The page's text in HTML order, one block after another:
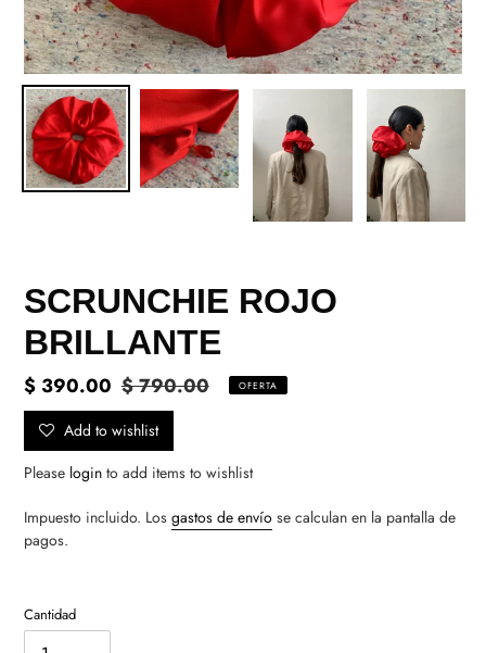
SCRUNCHIE ROJO
BRILLANTE
Precio
de
venta
$ 390.00 Precio
habitual
$ 790.00 OFERTA
Add to wishlist
Please login to add items to wishlist
Impuesto incluido. Los gastos de envío se calculan en la pantalla de
pagos.
Cantidad